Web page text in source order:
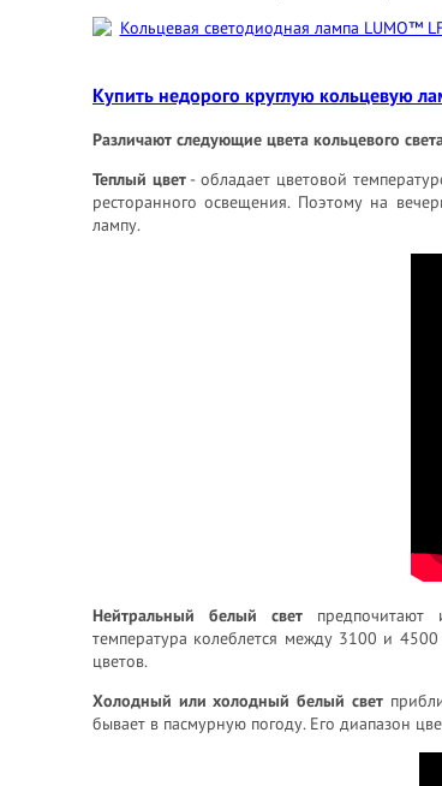
Купить недорого круглую кольцевую
Различают следующие цвета кольцевого
Теплый цвет- обладает цветовой
ресторанного освещения. Поэтому на
лампу.
Нейтральный белый светпредпочитают
температура колеблется между 3100 и
цветов.
Холодный или холодный белый свет
бывает в пасмурную погоду. Его диапазон